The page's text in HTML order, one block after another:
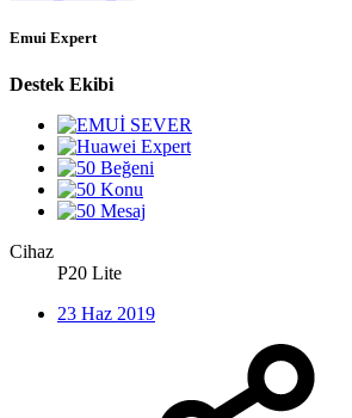
Emui Expert
Destek Ekibi
Cihaz
P20 Lite
23 Haz 2019